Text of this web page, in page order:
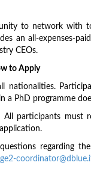
to network with
an all-expenses-
CEOs.
to Apply
nationalities.
a PhD programme
All participants must
regarding